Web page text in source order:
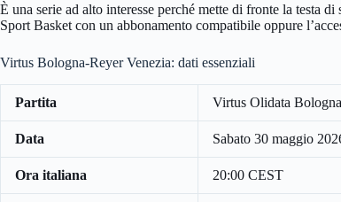
È una serie ad alto interesse perché mette di fronte la testa
Sport Basket con un abbonamento compatibile oppure
Virtus Bologna-Reyer Venezia: dati essenziali
Partita Virtus Olidata
Data Sabato 30 maggio
Ora italiana 20:00 CEST